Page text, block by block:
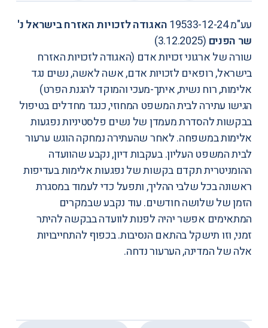
עע"מ 19533-12-24
האגודה לזכויות האזרח בישראל נ'
שר הפנים (3.12.2025)
שורה של ארגוני זכויות אדם (האגודה לזכויות האזרח
בישראל, רופאים לזכויות אדם, אשה לאשה, נשים נגד
אלימות, רוח נשית, איתך-מעכי והמוקד להגנת הפרט)
הגישו עתירה לבית המשפט המחוזי, כנגד מחדלים בטיפול
בבקשות להסדרת מעמדן של נשים פלסטיניות נפגעות
אלימות במשפחה. לאחר שהעתירה נמחקה הוגש ערעור
לבית המשפט העליון. בעקבות דיון, נקבע שהוועדה
ההומניטרית תקדם בקשות של נפגעות אלימות בעדיפות
ראשונה בכל שלבי ההליך, ותפעל כדי לעמוד במסגרת
הזמן של שלושה חודשים. עוד נקבע שבמקרים
המתאימים אפשר יהיה לפנות לוועדה בבקשה להיתר
זמני, וזו תישקל בהתאם הנסיבות. בכפוף להתחייבויות
אלה של המדינה, הערעור נדחה.